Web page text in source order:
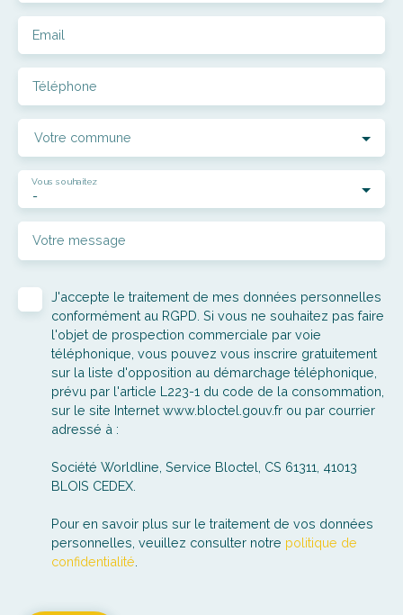
Email
Téléphone
Votre commune
-
Vous souhaitez
Votre message
J'accepte le traitement de mes données personnelles
conformément au RGPD. Si vous ne souhaitez pas faire
l'objet de prospection commerciale par voie
téléphonique, vous pouvez vous inscrire gratuitement
sur la liste d'opposition au démarchage téléphonique,
prévu par l'article L223-1 du code de la consommation,
sur le site Internet www.bloctel.gouv.fr ou par courrier
adressé à :
Société Worldline, Service Bloctel, CS 61311, 41013
BLOIS CEDEX.
Pour en savoir plus sur le traitement de vos données
personnelles, veuillez consulter notre politique de
confidentialité